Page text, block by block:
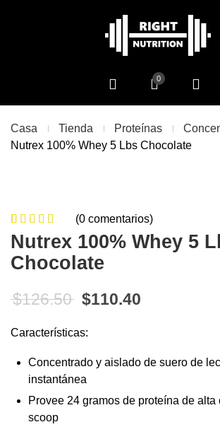
0
Casa Tienda Proteínas
Nutrex 100% Whey 5 Lbs Chocolate
0 de
5
based on
0
customer
(0 comentarios)
Nutrex 100% Whey 5
Chocolate
$126.50 El precio original
$110.40
Características:
Concentrado y aislado de suero de
instantánea
Provee 24 gramos de proteína de alta
scoop